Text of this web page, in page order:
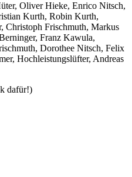
Oliver Hieke, Enrico Nitsch,
Kurth, Robin Kurth,
Christoph Frischmuth, Markus
Franz Kawula,
Dorothee Nitsch, Felix
Hochleistungslüfter, Andreas
dafür!)